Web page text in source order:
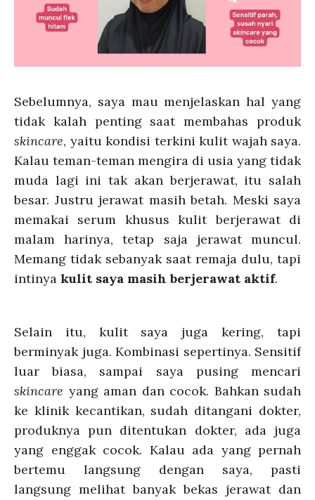
Sebelumnya, saya mau menjelaskan hal yang
tidak kalah penting saat membahas produk
skincare, yaitu kondisi terkini kulit wajah saya.
Kalau teman-teman mengira di usia yang tidak
muda lagi ini tak akan berjerawat, itu salah
besar. Justru jerawat masih betah. Meski saya
memakai serum khusus kulit berjerawat di
malam harinya, tetap saja jerawat muncul.
Memang tidak sebanyak saat remaja dulu, tapi
intinya kulit saya masih berjerawat aktif.
Selain itu, kulit saya juga kering, tapi
berminyak juga. Kombinasi sepertinya. Sensitif
luar biasa, sampai saya pusing mencari
skincare yang aman dan cocok. Bahkan sudah
ke klinik kecantikan, sudah ditangani dokter,
produknya pun ditentukan dokter, ada juga
yang enggak cocok. Kalau ada yang pernah
bertemu langsung dengan saya, pasti
langsung melihat banyak bekas jerawat dan